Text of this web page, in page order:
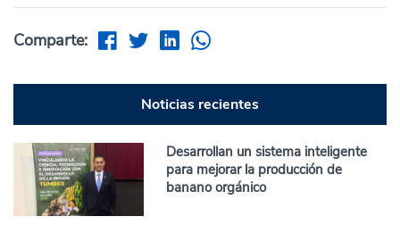
Comparte:
Noticias recientes
Desarrollan un sistema inteligente
para mejorar la producción de
banano orgánico